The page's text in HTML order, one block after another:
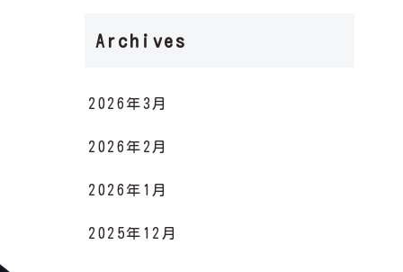
Archives
2026年3月
2026年2月
2026年1月
2025年12月